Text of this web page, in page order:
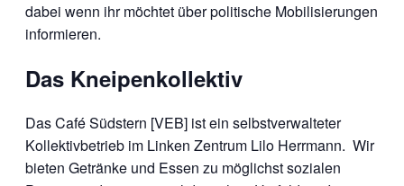
dabei wenn ihr möchtet über politische Mobilisierungen
informieren.
Das Kneipenkollektiv
Das Café Südstern [VEB] ist ein selbstverwalteter
Kollektivbetrieb im Linken Zentrum Lilo Herrmann. Wir
bieten Getränke und Essen zu möglichst sozialen